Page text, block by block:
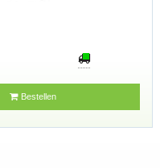
Bestellen